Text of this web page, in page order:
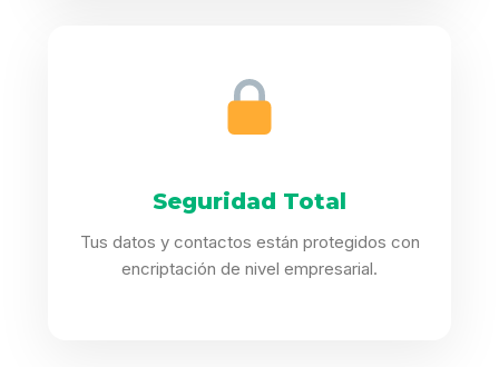
Seguridad Total
Tus datos y contactos están protegidos con
encriptación de nivel empresarial.